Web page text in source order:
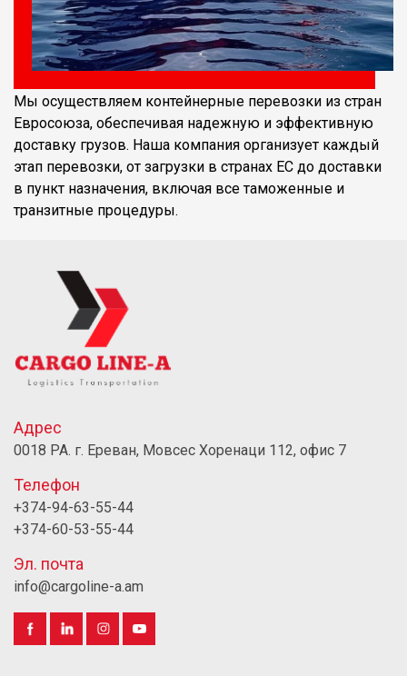
Мы осуществляем контейнерные перевозки из стран
Евросоюза, обеспечивая надежную и эффективную
доставку грузов. Наша компания организует каждый
этап перевозки, от загрузки в странах ЕС до доставки
в пункт назначения, включая все таможенные и
транзитные процедуры.
Адрес
0018 РА. г. Ереван, Мовсес Хоренаци 112, офис 7
Телефон
+374-94-63-55-44
+374-60-53-55-44
Эл. почта
info@cargoline-a.am